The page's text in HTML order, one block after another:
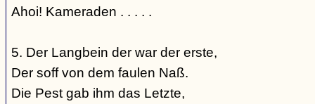
Ahoi! Kameraden . . . . .
5. Der Langbein der war der erste,
Der soff von dem faulen Naß.
Die Pest gab ihm das Letzte,